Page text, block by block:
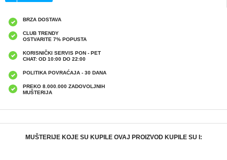
BRZA DOSTAVA
CLUB TRENDY
OSTVARITE 7% POPUSTA
KORISNIČKI SERVIS PON - PET
CHAT: OD 10:00 DO 22:00
POLITIKA POVRAĆAJA - 30 DANA
PREKO 8.000.000 ZADOVOLJNIH
MUŠTERIJA
MUŠTERIJE KOJE SU KUPILE OVAJ PROIZVOD KUPILE SU I: